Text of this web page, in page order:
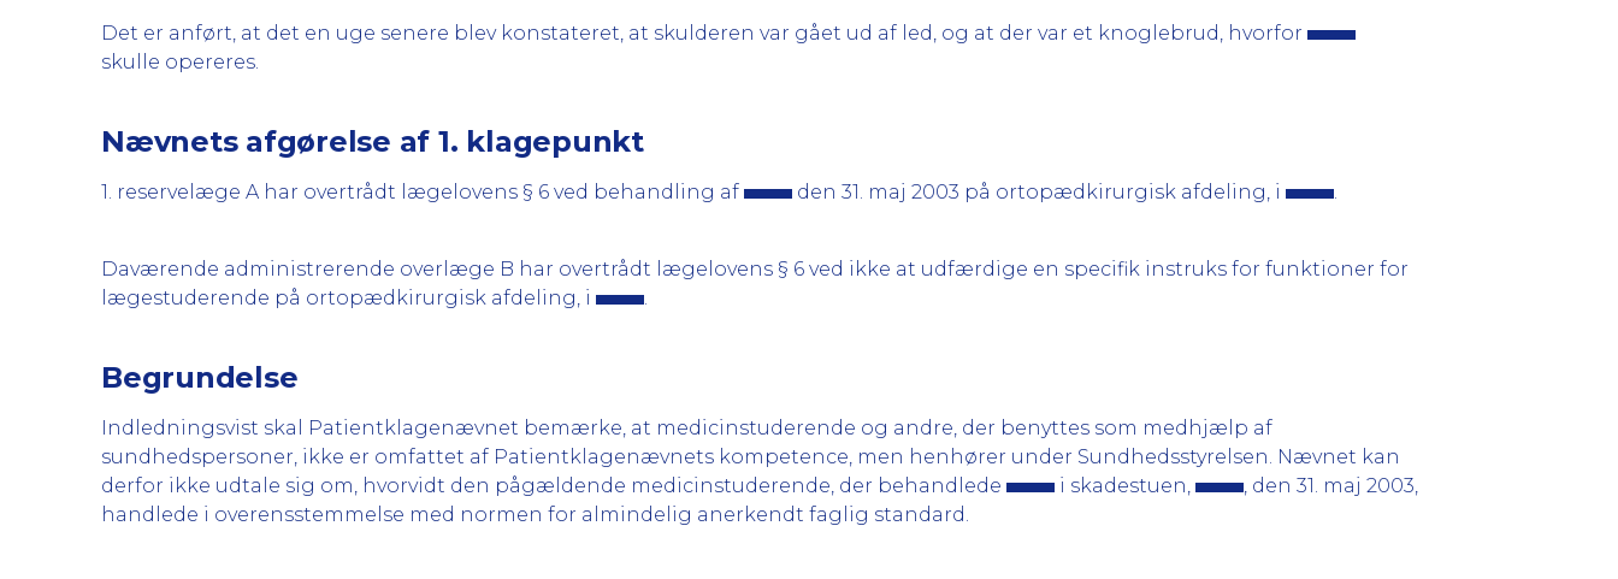
Det er anført, at det en uge senere blev konstateret, at skulderen var gået ud af led, og at der var et knoglebrud, hvorfor
skulle opereres.
Nævnets afgørelse af 1. klagepunkt
1. reservelæge A har overtrådt lægelovens § 6 ved behandling af den 31. maj 2003 på ortopædkirurgisk afdeling, i .
Daværende administrerende overlæge B har overtrådt lægelovens § 6 ved ikke at udfærdige en specifik instruks for funktioner for
lægestuderende på ortopædkirurgisk afdeling, i
.
Begrundelse
Indledningsvist skal Patientklagenævnet bemærke, at medicinstuderende og andre, der benyttes som medhjælp af
sundhedspersoner, ikke er omfattet af Patientklagenævnets kompetence, men henhører under Sundhedsstyrelsen. Nævnet kan
derfor ikke udtale sig om, hvorvidt den pågældende medicinstuderende, der behandlede
i skadestuen,
, den 31. maj 2003,
handlede i overensstemmelse med normen for almindelig anerkendt faglig standard.